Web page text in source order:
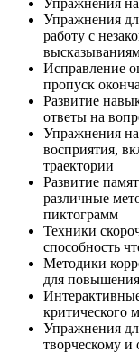
Упражнения
работу с
Исправление
пропуск
Развитие
ответы на
Упражнения
восприятия,
траектории
Развитие
различные
пиктограмм
Техники
способность
Методики
для
критического
Упражнения
творческому